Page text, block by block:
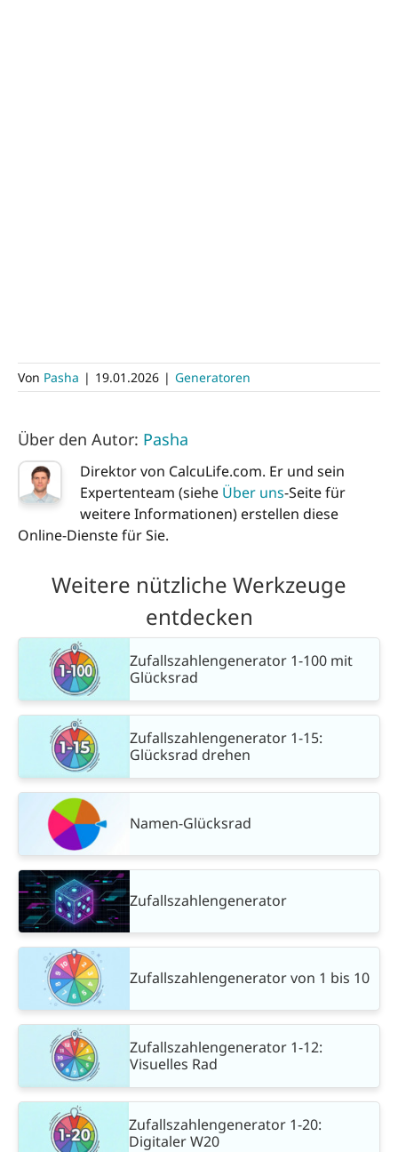
Von Pasha | 19.01.2026 | Generatoren
Über den Autor: Pasha
Direktor von CalcuLife.com. Er und sein
Expertenteam (siehe Über uns-Seite für
weitere Informationen) erstellen diese
Online-Dienste für Sie.
Weitere nützliche Werkzeuge
entdecken
Zufallszahlengenerator 1-100 mit
Glücksrad
Zufallszahlengenerator 1-15:
Glücksrad drehen
Namen-Glücksrad
Zufallszahlengenerator
Zufallszahlengenerator von 1 bis 10
Zufallszahlengenerator 1-12:
Visuelles Rad
Zufallszahlengenerator 1-20:
Digitaler W20